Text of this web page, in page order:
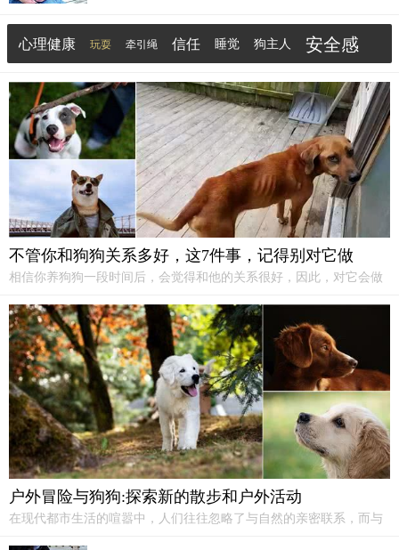
是，也经常看到自己的狗狗在人潮中惊慌失措、险些
被路人踩踏的场景。在不同的观光地，即使有主人带
着，狗狗也有必须走路的时候。
心理健康 玩耍 牵引绳 信任 睡觉 狗主人 安全感
如何 尾巴 训练
不管你和狗狗关系多好，这7件事，记得别对它做
相信你养狗狗一段时间后，会觉得和他的关系很好，因此，对它会做
事，是绝对不能对它做的！1、碰它的孩子对于母狗来说，孩子就是它
的全世界所以它不会允许任何人玩它的孩子特别是一些刚分娩完的母
狗...
户外冒险与狗狗:探索新的散步和户外活动
在现代都市生活的喧嚣中，人们往往忽略了与自然的亲密联系，而与